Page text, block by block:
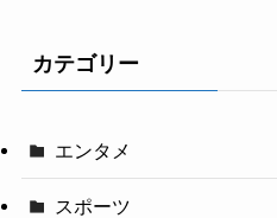
カテゴリー
エンタメ
スポーツ